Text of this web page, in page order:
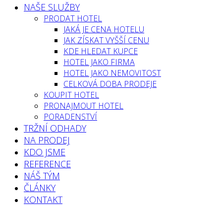
NAŠE SLUŽBY
PRODAT HOTEL
JAKÁ JE CENA HOTELU
JAK ZÍSKAT VYŠŠÍ CENU
KDE HLEDAT KUPCE
HOTEL JAKO FIRMA
HOTEL JAKO NEMOVITOST
CELKOVÁ DOBA PRODEJE
KOUPIT HOTEL
PRONAJMOUT HOTEL
PORADENSTVÍ
TRŽNÍ ODHADY
NA PRODEJ
KDO JSME
REFERENCE
NÁŠ TÝM
ČLÁNKY
KONTAKT